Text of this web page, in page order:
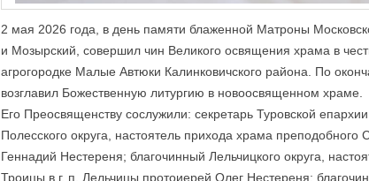
2 мая 2026 года, в день памяти блаженной Матроны
и Мозырский, совершил чин Великого освящения храма в
агрогородке Малые Автюки Калинковичского района. По
возглавил Божественную литургию в новоосвященном храме.
Его Преосвященству сослужили: секретарь Туровской
Полесского округа, настоятель прихода храма
Геннадий Нестереня; благочинный Лельчицкого округа,
Троицы в г. п. Лельчицы протоиерей Олег Нестереня;